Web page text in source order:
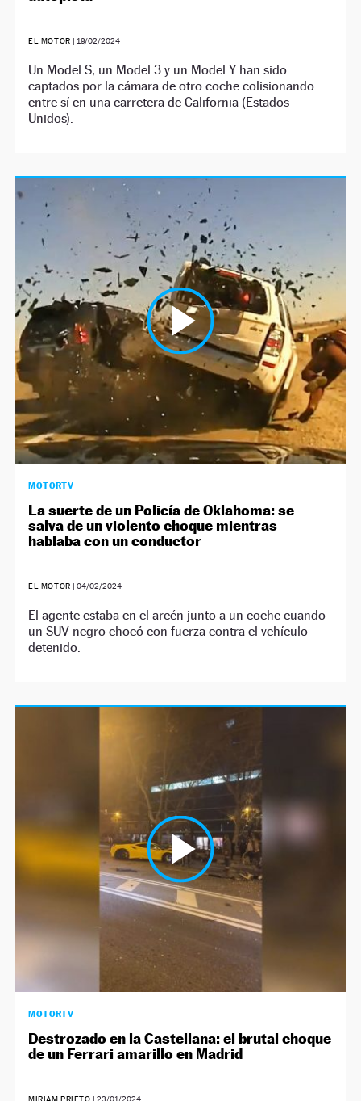
EL MOTOR | 19/02/2024
Un Model S, un Model 3 y un Model Y han sido
captados por la cámara de otro coche colisionando
entre sí en una carretera de California (Estados
Unidos).
MOTORTV
La suerte de un Policía de Oklahoma: se
salva de un violento choque mientras
hablaba con un conductor
EL MOTOR |04/02/2024
El agente estaba en el arcén junto a un coche cuando
un SUV negro chocó con fuerza contra el vehículo
detenido.
MOTORTV
Destrozado en la Castellana: el brutal choque
de un Ferrari amarillo en Madrid
MIRIAM PRIETO |23/01/2024